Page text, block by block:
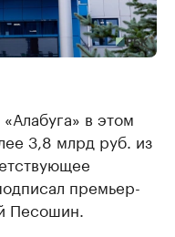
в этом
3,8 млрд руб. из
премьер-
Песошин.